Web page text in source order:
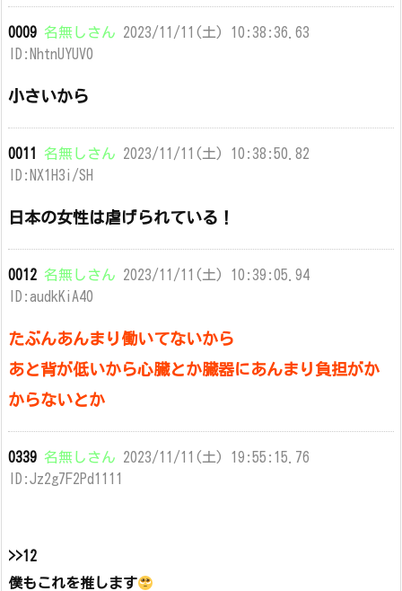
0009 名無しさん 2023/11/11(土) 10:38:36.63
ID:NhtnUYUV0
小さいから
0011 名無しさん 2023/11/11(土) 10:38:50.82
ID:NX1H3i/SH
日本の女性は虐げられている！
0012 名無しさん 2023/11/11(土) 10:39:05.94
ID:audkKiA40
たぶんあんまり働いてないから
あと背が低いから心臓とか臓器にあんまり負担がか
からないとか
0339 名無しさん 2023/11/11(土) 19:55:15.76
ID:Jz2g7F2Pd1111
>>12
僕もこれを推します